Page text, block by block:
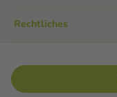
Rechtliches